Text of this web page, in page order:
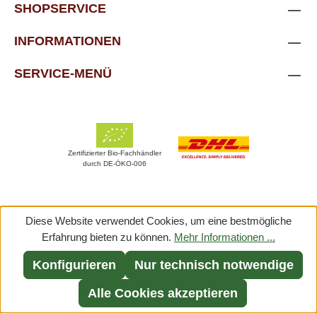
SHOPSERVICE
INFORMATIONEN
SERVICE-MENÜ
Zertifizierter Bio-Fachhändler
durch DE-ÖKO-006
* Alle Preise inkl. gesetzl. Mehrwertsteuer zzgl.
Versandkostenund ggf. Nachnahmegebühren,
wenn nicht anders angegeben.
Realisiert mit Shopware by mandego
Diese Website verwendet Cookies, um eine bestmögliche
Erfahrung bieten zu können. Mehr Informationen ...
Nur technisch notwendige
Konfigurieren
Alle Cookies akzeptieren